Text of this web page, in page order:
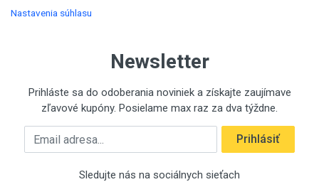
Nastavenia súhlasu
Newsletter
Prihláste sa do odoberania noviniek a získajte zaujímave
zľavové kupóny. Posielame max raz za dva týždne.
Emailová adresa Prihlásiť
Sledujte nás na sociálnych sieťach